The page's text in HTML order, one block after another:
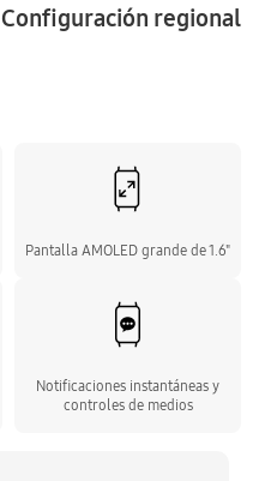
Configuración regional
Pantalla AMOLED grande de 1.6"
Notificaciones instantáneas y
controles de medios